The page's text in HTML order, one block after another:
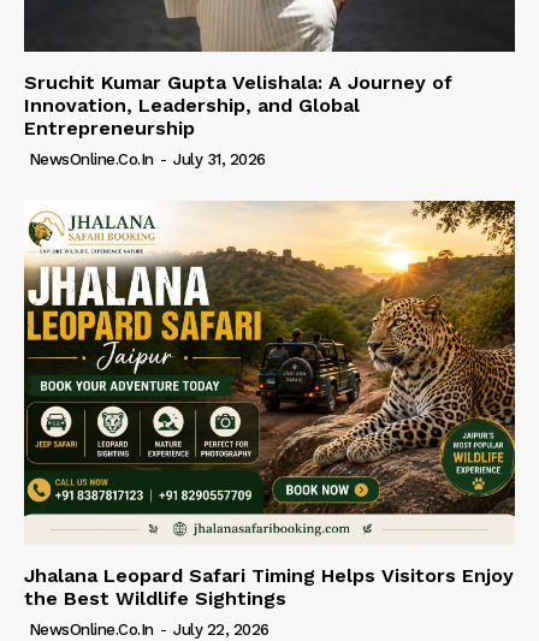
Sruchit Kumar Gupta Velishala: A Journey of
Innovation, Leadership, and Global
Entrepreneurship
NewsOnline.co.in - July 31, 2026
Jhalana Leopard Safari Timing Helps Visitors Enjoy
the Best Wildlife Sightings
NewsOnline.co.in - July 22, 2026